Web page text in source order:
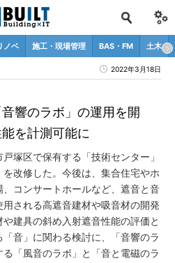
ノベ 施工・現場管理 BAS・FM 土木
2022年3月18日
響のラボ」の運用を開
を計測可能に
塚区で保有する「技術センター」
改修した。今後は、集合住宅やホ
コンサートホールなど、遮音と音
される高遮音建材や吸音材の開発
建具の斜め入射遮音性能の評価と
音」に関わる検討に、「音響のラ
「風音のラボ」と「音と電磁のラ